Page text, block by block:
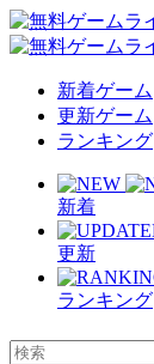
新着ゲーム
更新ゲーム
ランキング
新着
更新
ランキング